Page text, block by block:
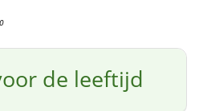
de leeftijd